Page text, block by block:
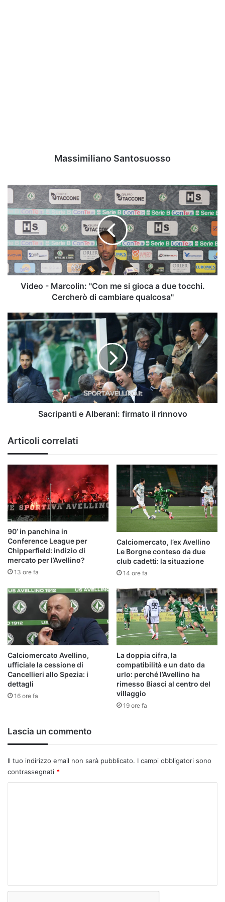
Massimiliano Santosuosso
Video
Marcolin:
"Con
me
si
gioca
a
due
tocchi.
cambiare
qualcosa"
Video - Marcolin: "Con me si gioca a due tocchi.
Cercherò di cambiare qualcosa"
Sacripanti
e
Alberani:
firmato
il
rinnovo
Sacripanti e Alberani: firmato il rinnovo
Articoli correlati
90’ in panchina in
Conference League per
Chipperfield: indizio di
mercato per l’Avellino?
13 ore fa
Calciomercato, l’ex Avellino
Le Borgne conteso da due
club cadetti: la situazione
14 ore fa
Calciomercato Avellino,
ufficiale la cessione di
Cancellieri allo Spezia: i
dettagli
16 ore fa
La doppia cifra, la
compatibilità e un dato da
urlo: perché l’Avellino ha
rimesso Biasci al centro del
villaggio
19 ore fa
Lascia un commento
Il tuo indirizzo email non sarà pubblicato. I campi obbligatori sono
contrassegnati *